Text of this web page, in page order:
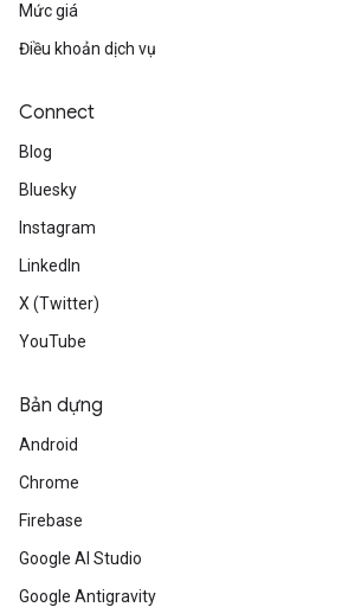
Mức giá
Điều khoản dịch vụ
Connect
Blog
Bluesky
Instagram
LinkedIn
X (Twitter)
YouTube
Bản dựng
Android
Chrome
Firebase
Google AI Studio
Google Antigravity